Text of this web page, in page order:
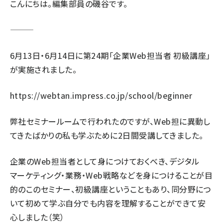
こんにちは。編集部員の磯谷です。
6月13日・6月14日に第24期「企業Web担当者 初級講座」
が実施されました。
https://webtan.impress.co.jp/school/beginner
弊社セミナールームで行われたのですが、Web担に異動し
てきたばかりの私も学ぶために2日間受講してきました。
企業のWeb担当者として身につけておくべき、デジタル
マーケティング・業務・Web戦略などを身につけることが目
的のこのセミナー、初級講座ということもあり、同分野につ
いて初めて学ぶ自分でも内容を理解することができて安
心しました（笑）